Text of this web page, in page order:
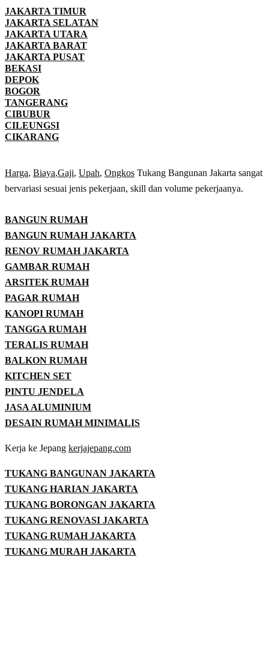
JAKARTA TIMUR
JAKARTA SELATAN
JAKARTA UTARA
JAKARTA BARAT
JAKARTA PUSAT
BEKASI
DEPOK
BOGOR
TANGERANG
CIBUBUR
CILEUNGSI
CIKARANG
Harga, Biaya,Gaji, Upah, Ongkos Tukang Bangunan Jakarta sangat
bervariasi sesuai jenis pekerjaan, skill dan volume pekerjaanya.
BANGUN RUMAH
BANGUN RUMAH JAKARTA
RENOV RUMAH JAKARTA
GAMBAR RUMAH
ARSITEK RUMAH
PAGAR RUMAH
KANOPI RUMAH
TANGGA RUMAH
TERALIS RUMAH
BALKON RUMAH
KITCHEN SET
PINTU JENDELA
JASA ALUMINIUM
DESAIN RUMAH MINIMALIS
Kerja ke Jepang kerjajepang.com
TUKANG BANGUNAN JAKARTA
TUKANG HARIAN JAKARTA
TUKANG BORONGAN JAKARTA
TUKANG RENOVASI JAKARTA
TUKANG RUMAH JAKARTA
TUKANG MURAH JAKARTA